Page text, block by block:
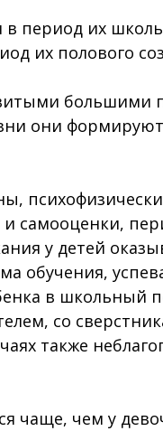
в период их
их полового
большими
они
самооценки,
у детей
обучения,
в школьный
со
также
чаще, чем у